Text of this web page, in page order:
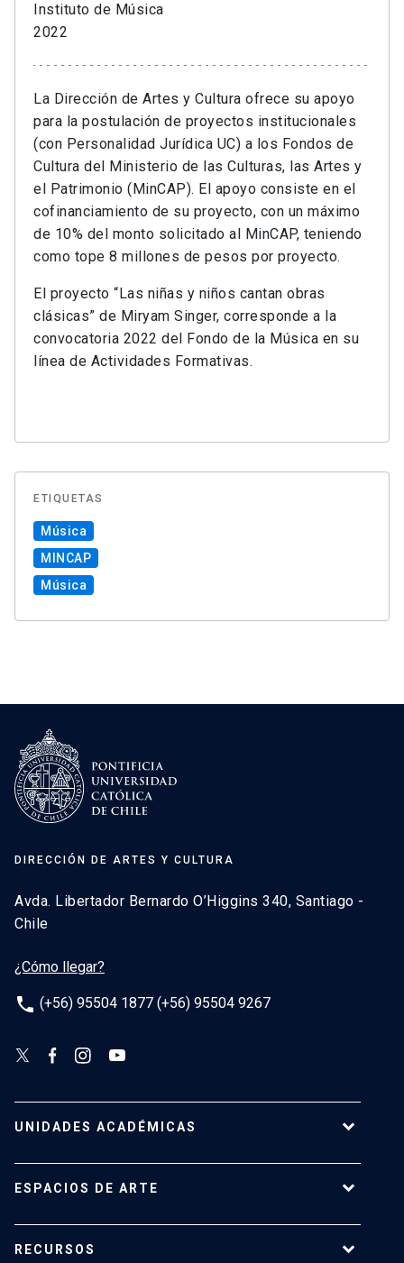
Instituto de Música
2022
La Dirección de Artes y Cultura ofrece su apoyo
para la postulación de proyectos institucionales
(con Personalidad Jurídica UC) a los Fondos de
Cultura del Ministerio de las Culturas, las Artes y
el Patrimonio (MinCAP). El apoyo consiste en el
cofinanciamiento de su proyecto, con un máximo
de 10% del monto solicitado al MinCAP, teniendo
como tope 8 millones de pesos por proyecto.
El proyecto “Las niñas y niños cantan obras
clásicas” de Miryam Singer, corresponde a la
convocatoria 2022 del Fondo de la Música en su
línea de Actividades Formativas.
ETIQUETAS
Música
MINCAP
Música
DIRECCIÓN DE ARTES Y CULTURA
Avda. Libertador Bernardo O’Higgins 340, Santiago -
Chile
¿Cómo llegar?
phone (+56) 95504 1877 (+56) 95504 9267
UNIDADES ACADÉMICAS
Escuela de Arte
Escuela de Diseño
ESPACIOS DE ARTE
RECURSOS